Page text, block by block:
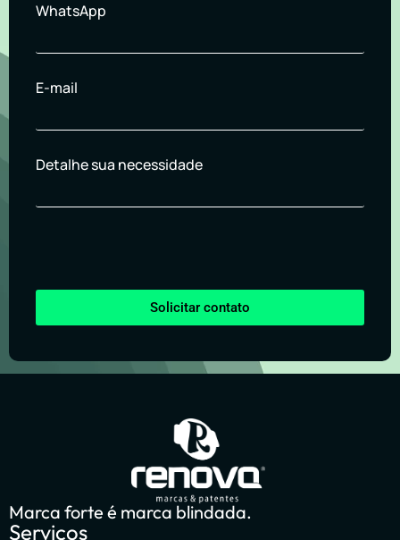
WhatsApp
E-mail
Detalhe sua necessidade
Solicitar contato
Marca forte é marca blindada.
Serviços